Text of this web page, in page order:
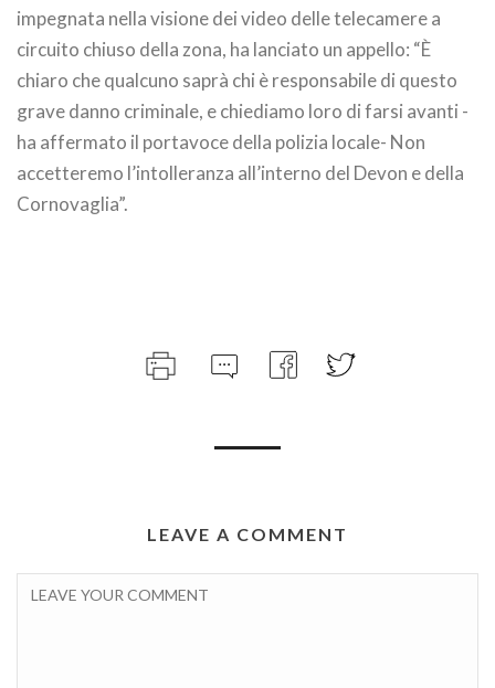
impegnata nella visione dei video delle telecamere a
circuito chiuso della zona, ha lanciato un appello: “È
chiaro che qualcuno saprà chi è responsabile di questo
grave danno criminale, e chiediamo loro di farsi avanti -
ha affermato il portavoce della polizia locale- Non
accetteremo l’intolleranza all’interno del Devon e della
Cornovaglia”.
LEAVE A COMMENT